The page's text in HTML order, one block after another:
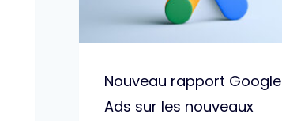
Nouveau rapport Google
Ads sur les nouveaux